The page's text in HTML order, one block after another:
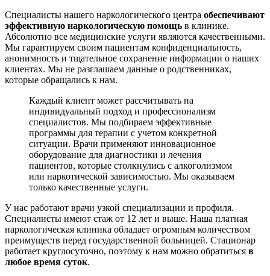
Специалисты нашего наркологического центра обеспечивают
эффективную наркологическую помощь в клинике.
Абсолютно все медицинские услуги являются качественными.
Мы гарантируем своим пациентам конфиденциальность,
анонимность и тщательное сохранение информации о наших
клиентах. Мы не разглашаем данные о родственниках,
которые обращались к нам.
Каждый клиент может рассчитывать на
индивидуальный подход и профессионализм
специалистов. Мы подбираем эффективные
программы для терапии с учетом конкретной
ситуации. Врачи применяют инновационное
оборудование для диагностики и лечения
пациентов, которые столкнулись с алкоголизмом
или наркотической зависимостью. Мы оказываем
только качественные услуги.
У нас работают врачи узкой специализации и профиля.
Специалисты имеют стаж от 12 лет и выше. Наша платная
наркологическая клиника обладает огромным количеством
преимуществ перед государственной больницей. Стационар
работает круглосуточно, поэтому к нам можно обратиться в
любое время суток.